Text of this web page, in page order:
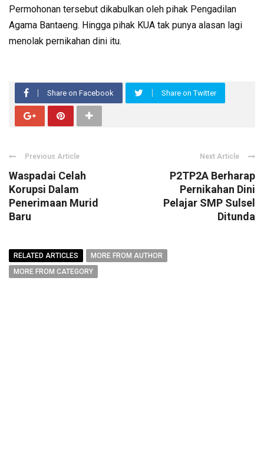
Permohonan tersebut dikabulkan oleh pihak Pengadilan
Agama Bantaeng. Hingga pihak KUA tak punya alasan lagi
menolak pernikahan dini itu.
Share on Facebook Share on Twitter
Previous Article
Waspadai Celah
Korupsi Dalam
Penerimaan Murid
Baru
Next Article
P2TP2A Berharap
Pernikahan Dini
Pelajar SMP Sulsel
Ditunda
RELATED ARTICLES
MORE FROM AUTHOR
MORE FROM CATEGORY